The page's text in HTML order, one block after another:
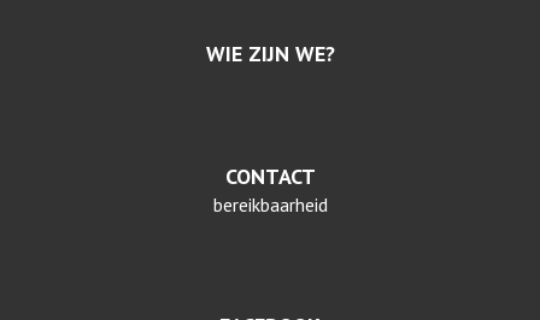
WIE ZIJN WE?
CONTACT
bereikbaarheid